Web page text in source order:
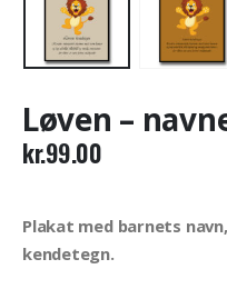
Løven –
kr.99.00
Plakat med barnets
kendetegn.